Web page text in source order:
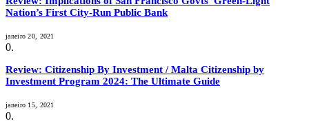
Nation’s First City-Run Public Bank
janeiro 20, 2021
Review: Citizenship By Investment / Malta Citizenship by
Investment Program 2024: The Ultimate Guide
janeiro 15, 2021